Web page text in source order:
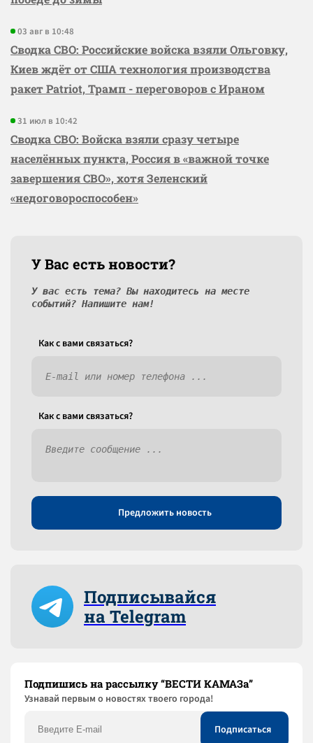
03 авг в 10:48
Сводка СВО: Российские войска взяли Ольговку,
Киев ждёт от США технология производства
ракет Patriot, Трамп - переговоров с Ираном
31 июл в 10:42
Сводка СВО: Войска взяли сразу четыре
населённых пункта, Россия в «важной точке
завершения СВО», хотя Зеленский
«недоговороспособен»
У Вас есть новости?
У вас есть тема? Вы находитесь на месте
событий? Напишите нам!
Как c вами связаться?
Как c вами связаться?
Предложить новость
Подписывайся
на Telegram
Подпишись на рассылку “ВЕСТИ КАМАЗа”
Узнaвай первым о новостях твоего города!